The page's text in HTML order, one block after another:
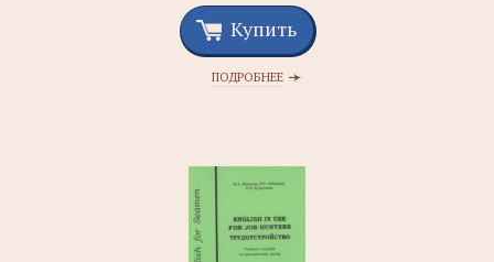
Купить
ПОДРОБНЕЕ